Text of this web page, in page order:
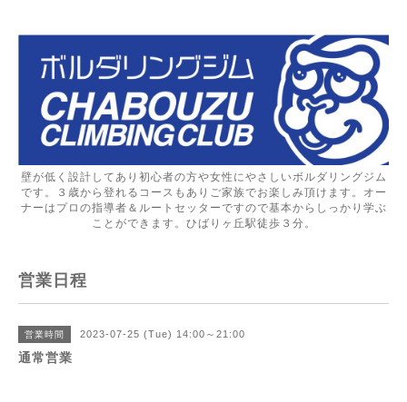
壁が低く設計してあり初心者の方や女性にやさしいボルダリングジム
です。３歳から登れるコースもありご家族でお楽しみ頂けます。オー
ナーはプロの指導者＆ルートセッターですので基本からしっかり学ぶ
ことができます。ひばりヶ丘駅徒歩３分。
営業日程
営業時間 2023-07-25 (Tue) 14:00～21:00
通常営業